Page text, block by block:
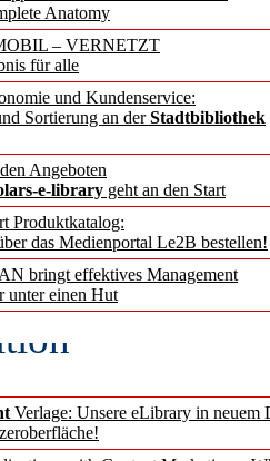
Anatomy
– VERNETZT
für alle
und Kundenservice:
Sortierung an derStadtbibliothek
Angeboten
e-library geht an den Start
Produktkatalog:
das Medienportal Le2B bestellen!
bringt effektives Management
unter einen Hut
Verlage: Unsere eLibrary in neuem
Förderung
fort
aus
Access